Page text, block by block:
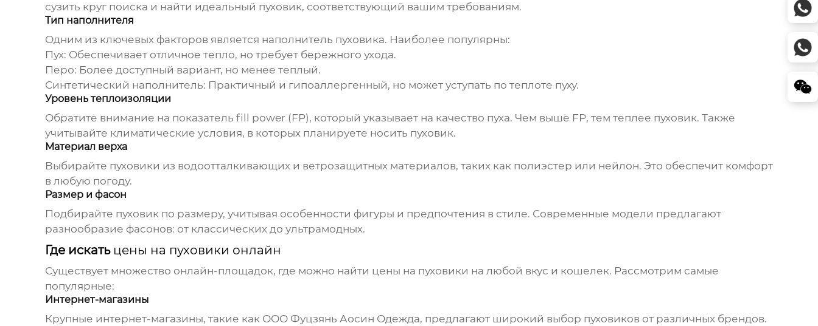
сузить круг поиска и найти идеальный пуховик, соответствующий вашим требованиям.
Тип наполнителя
Одним из ключевых факторов является наполнитель пуховика. Наиболее популярны:
Пух: Обеспечивает отличное тепло, но требует бережного ухода.
Перо: Более доступный вариант, но менее теплый.
Синтетический наполнитель: Практичный и гипоаллергенный, но может уступать по теплоте пуху.
Уровень теплоизоляции
Обратите внимание на показатель fill power (FP), который указывает на качество пуха. Чем выше FP, тем теплее пуховик. Также
учитывайте климатические условия, в которых планируете носить пуховик.
Материал верха
Выбирайте пуховики из водоотталкивающих и ветрозащитных материалов, таких как полиэстер или нейлон. Это обеспечит комфорт
в любую погоду.
Размер и фасон
Подбирайте пуховикпо размеру, учитывая особенности фигуры и предпочтения в стиле. Современные модели предлагают
разнообразие фасонов: от классических до ультрамодных.
Где искать цены на пуховики онлайн
Существует множество онлайн-площадок, где можно найти цены на пуховики на любой вкус и кошелек. Рассмотрим самые
популярные:
Интернет-магазины
Крупные интернет-магазины, такие как ООО Фуцзянь Аосин Одежда, предлагают широкий выбор пуховиковот различных брендов.